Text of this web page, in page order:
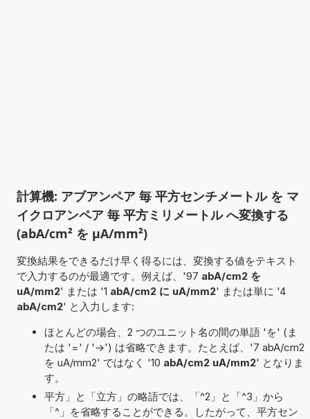
計算機: アブアンペア 毎 平方センチメートル を マ
イクロアンペア 毎 平方ミリメートル へ変換する
(abA/cm² を µA/mm²)
変換結果をできるだけ早く得るには、変換する値をテキスト
で入力するのが最適です。例えば、'97 abA/cm2 を
uA/mm2' または '1 abA/cm2 に uA/mm2' または単に '4
abA/cm2' と入力します:
ほとんどの場合、2 つのユニット名の間の単語 'を' (ま
たは '=' / '->') は省略できます。たとえば、'7 abA/cm2
を uA/mm2' ではなく '10 abA/cm2 uA/mm2' となりま
す。
平方」と「立方」の略語では、「^2」と「^3」から
「^」を省略することができる。したがって、平方セン